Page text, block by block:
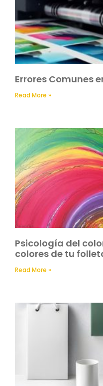
Errores Comunes
Read More »
Psicología del
colores de tu
Read More »